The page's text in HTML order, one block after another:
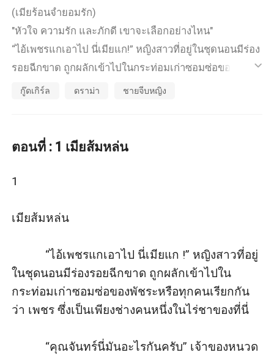
(เมียร้อนจำยอมรัก)
"หัวใจ ความรัก และภักดี เขาจะเลือกอย่างไหน"
“ไอ้เพชรแกเอาไป นี่เมียแก!” หญิงสาวที่อยู่ในชุดนอนมีร่อง
รอยฉีกขาด ถูกผลักเข้าไปในกระท่อมเก่าซอมซ่อของพัชระ
หรือทุกคนเรียกกันว่า เพชร ซึ่งเป็นเพียงช่างคนหนึ่งในไร่
หันไปมองคนบนพื้นแล้วหันมาถามนางจันทร์นิล ด้านหลังก็
“นังอ้อนมันร่านไง มันมาอ่อยผัวลูกสาวฉัน ไอ้เพชรฉันยกนั
สามีอย่างจงเกลียดจงชัง
ถูกทำร้าย แววตาของเขาก็ประกายแข็งกร้าวขึ้นด้วยความ
โกรธ
“ก็จัดการมันให้เป็นเมียแกซะ เดี๋ยวนี้เลย!”
ic_default
กู๊ดเกิร์ล ดราม่า ชายจีบหญิง
ตอนที่ : 1 เมียส้มหล่น
1
เมียส้มหล่น
“ไอ้เพชรแกเอาไป นี่เมียแก !” หญิงสาวที่อยู่
ในชุดนอนมีร่องรอยฉีกขาด ถูกผลักเข้าไปใน
กระท่อมเก่าซอมซ่อของพัชระหรือทุกคนเรียกกัน
ว่า เพชร ซึ่งเป็นเพียงช่างคนหนึ่งในไร่ชาของที่นี่
“คุณจันทร์นี่มันอะไรกันครับ” เจ้าของหนวด